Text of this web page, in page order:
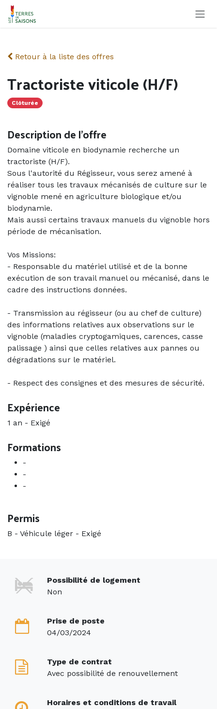
Se rendre au contenu
Retour à la liste des offres
Tractoriste viticole (H/F)
Clôturée
Description de l'offre
Domaine viticole en biodynamie recherche un
tractoriste (H/F).
Sous l'autorité du Régisseur, vous serez amené à
réaliser tous les travaux mécanisés de culture sur le
vignoble mené en agriculture biologique et/ou
biodynamie.
Mais aussi certains travaux manuels du vignoble hors
période de mécanisation.
Vos Missions:
- Responsable du matériel utilisé et de la bonne
exécution de son travail manuel ou mécanisé, dans le
cadre des instructions données.
- Transmission au régisseur (ou au chef de culture)
des informations relatives aux observations sur le
vignoble (maladies cryptogamiques, carences, casse
palissage ) ainsi que celles relatives aux pannes ou
dégradations sur le matériel.
- Respect des consignes et des mesures de sécurité.
Expérience
1 an - Exigé
Formations
-
-
-
Permis
B - Véhicule léger - Exigé
Possibilité de logement
Non
Prise de poste
04/03/2024
Type de contrat
Avec possibilité de renouvellement
Horaires et conditions de travail